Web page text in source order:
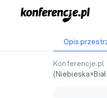
Opis
Konferencje.pl